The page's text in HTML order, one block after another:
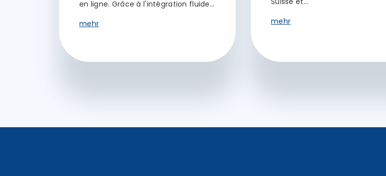
en ligne. Grâce à l'intégration fluide…
mehr
mehr